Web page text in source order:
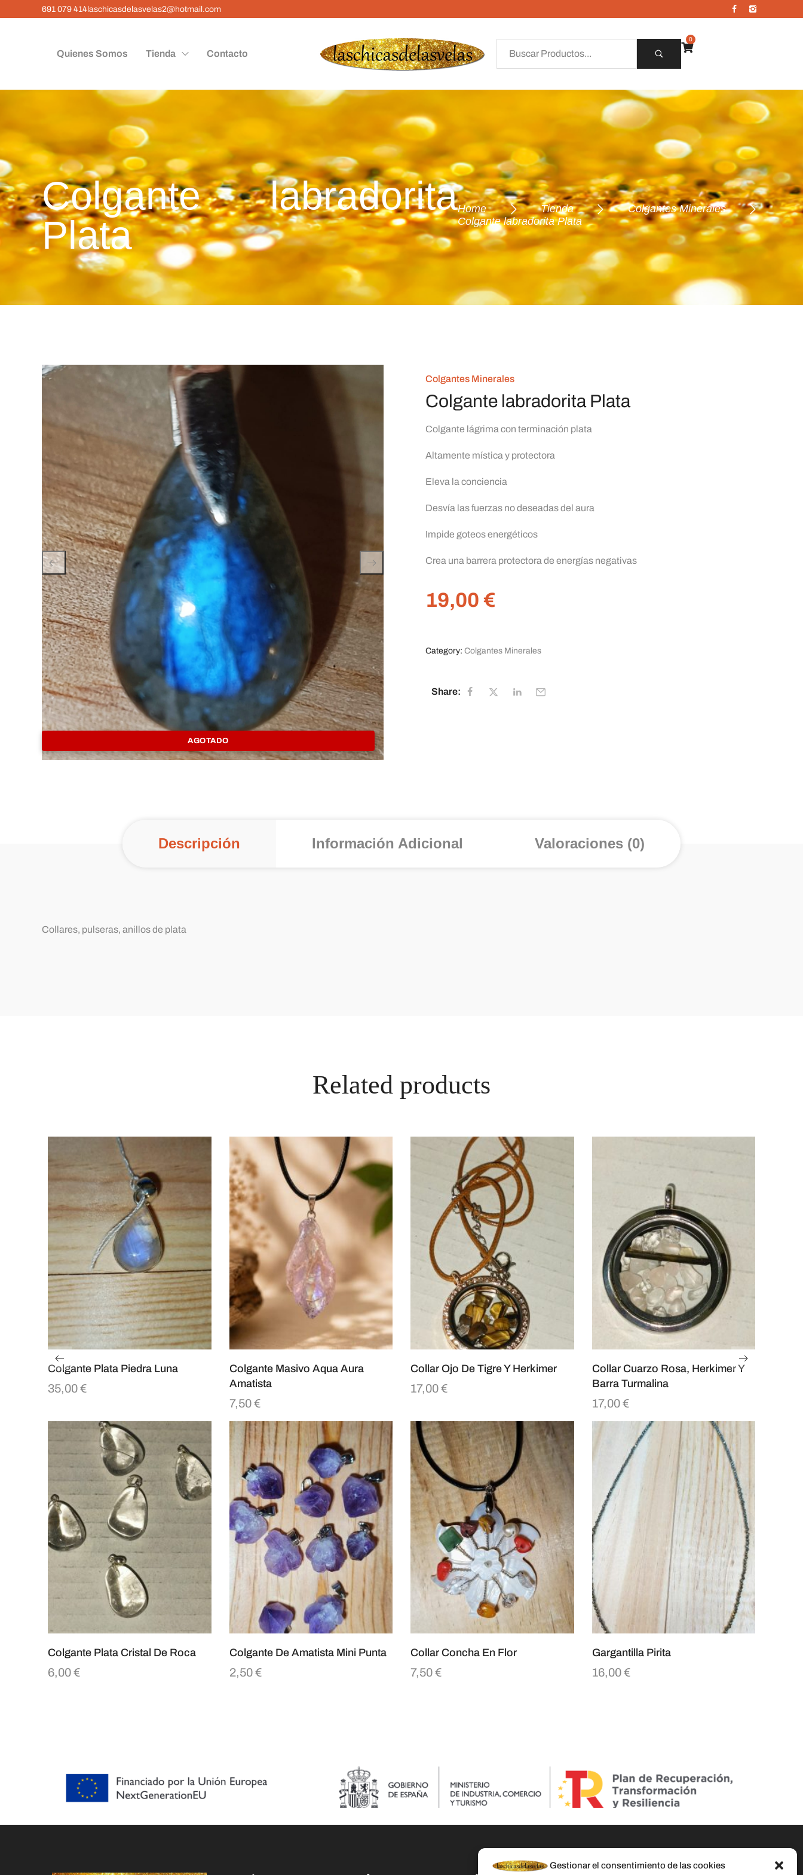
Gestionar el consentimiento de las cookies
691 079 414laschicasdelasvelas2@hotmail.com
Quienes Somos Tienda Contacto
0
Colgante labradorita
Plata
Home Tienda
Colgantes Minerales
Colgante labradorita Plata
AGOTADO
Colgantes Minerales
Colgante labradorita Plata
Colgante lágrima con terminación plata
Altamente mística y protectora
Eleva la conciencia
Desvía las fuerzas no deseadas del aura
Impide goteos energéticos
Crea una barrera protectora de energías negativas
19,00 €
Category: Colgantes Minerales
Share:
Descripción Información Adicional Valoraciones (0)
Collares, pulseras, anillos de plata
Related products
Colgante Plata Piedra Luna
35,00€
Colgante Masivo Aqua Aura
Amatista
7,50€
Collar Ojo De Tigre Y Herkimer
17,00€
Collar Cuarzo Rosa, Herkimer Y
Barra Turmalina
17,00€
Colgante Plata Cristal De Roca
6,00€
Colgante De Amatista Mini Punta
2,50€
Collar Concha En Flor
7,50€
Gargantilla Pirita
16,00€